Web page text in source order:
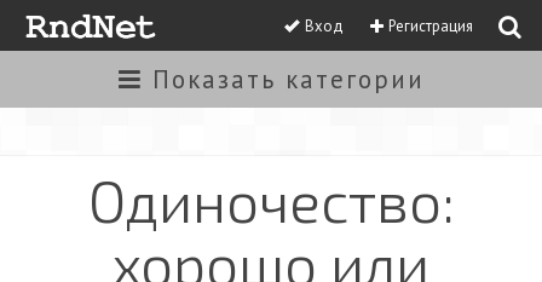
Вход Регистрация
Показать категории
Одиночество:
хорошо или